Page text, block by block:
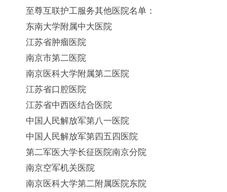
至尊互联护工服务其他医院名单：
东南大学附属中大医院
江苏省肿瘤医院
南京市第二医院
南京医科大学附属第二医院
江苏省口腔医院
江苏省中西医结合医院
中国人民解放军第八一医院
中国人民解放军第四五四医院
第二军医大学长征医院南京分院
南京空军机关医院
南京医科大学第二附属医院东院